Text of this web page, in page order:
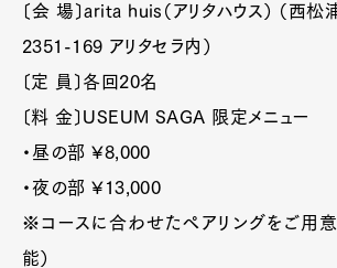
〔会 場〕arita huis（アリタハウス） （西
2351-169 アリタセラ内）
〔定 員〕各回20名
〔料 金〕USEUM SAGA 限定メニュー
・昼の部 ¥8,000
・夜の部 ¥13,000
※コースに合わせたペアリングをご用意
能）